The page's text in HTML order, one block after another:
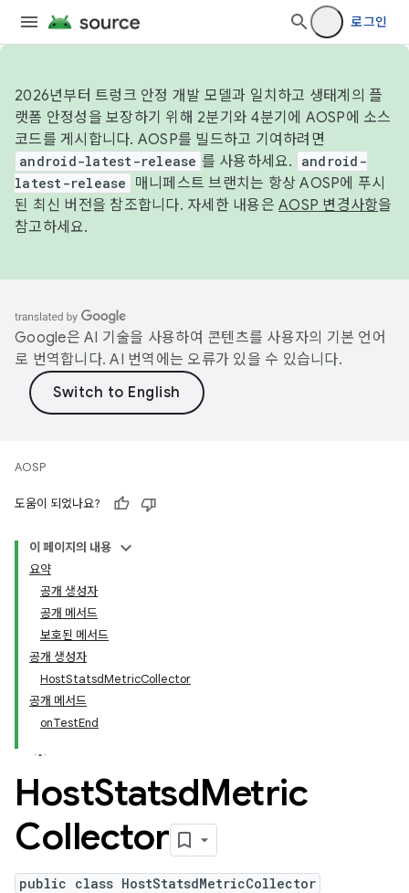
로그인
2026년부터 트렁크 안정 개발 모델과 일치하고 생태계의 플
랫폼 안정성을 보장하기 위해 2분기와 4분기에 AOSP에 소스
코드를 게시합니다. AOSP를 빌드하고 기여하려면
android-latest-release 를 사용하세요.
android-
latest-release
매니페스트 브랜치는 항상 AOSP에 푸시
된 최신 버전을 참조합니다. 자세한 내용은 AOSP 변경사항을
참고하세요.
Google은 AI 기술을 사용하여 콘텐츠를 사용자의 기본 언어
로 번역합니다. AI 번역에는 오류가 있을 수 있습니다.
AOSP
도움이 되었나요?
이 페이지의 내용
요약
공개 생성자
공개 메서드
보호된 메서드
공개 생성자
HostStatsdMetricCollector
공개 메서드
onTestEnd
HostStatsdMetric
Collector
public class HostStatsdMetricCollector